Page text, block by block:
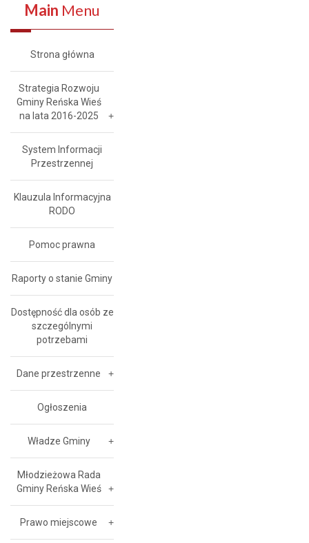
Main Menu
Strona główna
Strategia Rozwoju
Gminy Reńska Wieś
na lata 2016-2025
System Informacji
Przestrzennej
Klauzula Informacyjna
RODO
Pomoc prawna
Raporty o stanie Gminy
Dostępność dla osób ze
szczególnymi
potrzebami
Dane przestrzenne
Ogłoszenia
Władze Gminy
Młodzieżowa Rada
Gminy Reńska Wieś
Prawo miejscowe